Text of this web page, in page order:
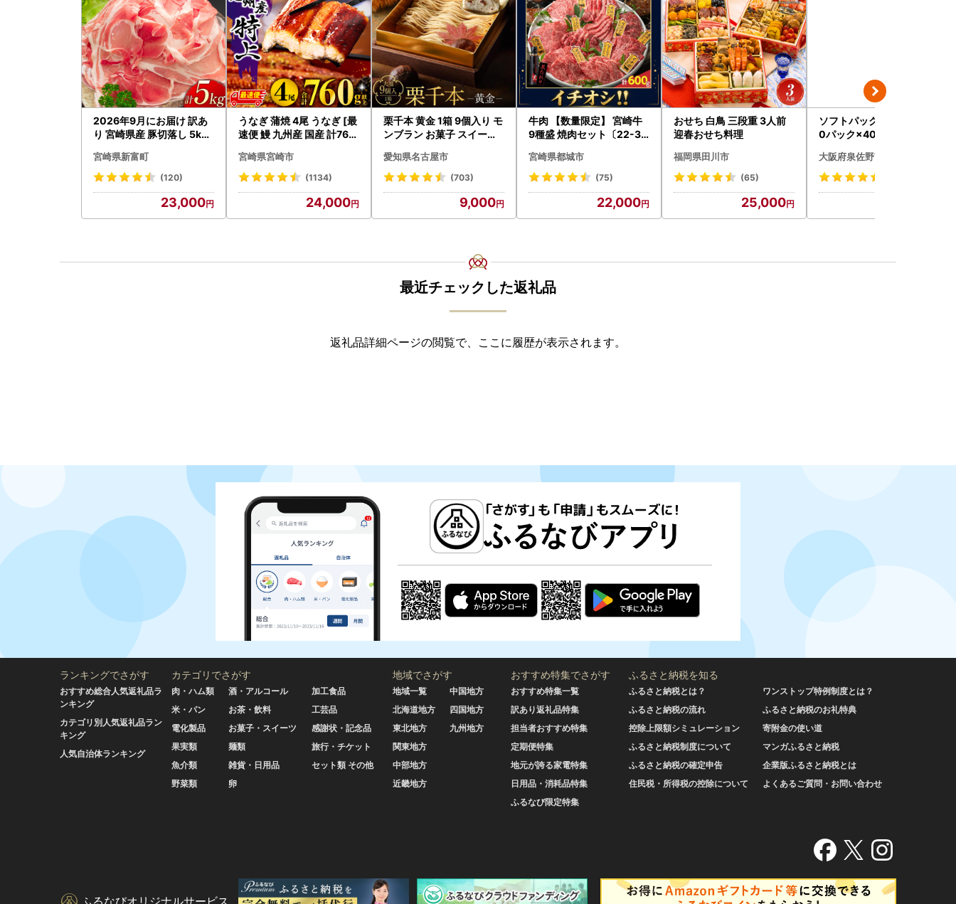
2026年9月にお届け 訳あ
り 宮崎県産 豚切落し 5kg
宮崎県新富町
(120)
23,000
うなぎ 蒲焼 4尾 うなぎ [最
速便 鰻 九州産 国産 計760
宮崎県宮崎市
(1134)
24,000
栗千本 黄金 1箱 9個入り モ
ンブラン お菓子 スイーツ
愛知県名古屋市
(703)
9,000
牛肉 【数量限定】 宮崎牛
9種盛 焼肉セット〔22-31
シ!! 牛肉
宮崎県都城市
(75)
22,000
おせち 白鳥 三段重 3人前
迎春おせち料理
福岡県田川市
(65)
25,000
ソフトパックティッシュ 6
0パック×400枚
大阪府泉佐野市
最近チェックした返礼品
返礼品詳細ページの閲覧で、ここに履歴が表示されます。
ランキングでさがす
おすすめ総合人気返礼品ラ
ンキング
カテゴリ別人気返礼品ラン
キング
人気自治体ランキング
カテゴリでさがす
肉・ハム類
米・パン
電化製品
果実類
魚介類
野菜類
酒・アルコール
お茶・飲料
お菓子・スイーツ
麺類
雑貨・日用品
卵
加工食品
工芸品
感謝状・記念品
旅行・チケット
セット類 その他
地域でさがす
地域一覧
北海道地方
東北地方
関東地方
中部地方
近畿地方
中国地方
四国地方
九州地方
おすすめ特集でさがす
おすすめ特集一覧
訳あり返礼品特集
担当者おすすめ特集
定期便特集
地元が誇る家電特集
日用品・消耗品特集
ふるなび限定特集
ふるさと納税を知る
ふるさと納税とは？
ふるさと納税の流れ
控除上限額シミュレーション
ふるさと納税制度について
ふるさと納税の確定申告
住民税・所得税の控除について
ワンストップ特例制度とは？
ふるさと納税のお礼特典
寄附金の使い道
マンガふるさと納税
企業版ふるさと納税とは
よくあるご質問・お問い合わせ